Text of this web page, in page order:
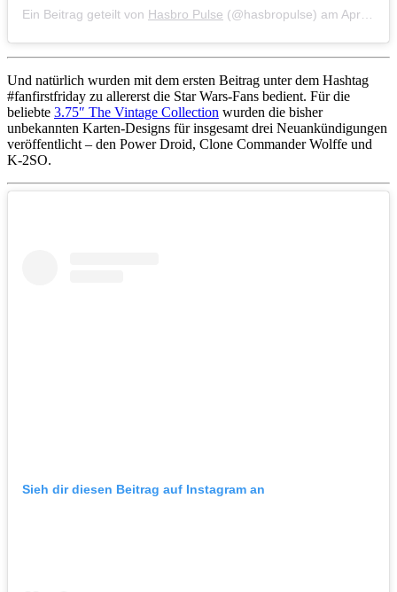
Ein Beitrag geteilt von Hasbro Pulse (@hasbropulse) am Apr 17, 2020 um 9:02 PDT
Und natürlich wurden mit dem ersten Beitrag unter dem Hashtag
#fanfirstfriday zu allererst die Star Wars-Fans bedient. Für die
beliebte 3.75″ The Vintage Collection wurden die bisher
unbekannten Karten-Designs für insgesamt drei Neuankündigungen
veröffentlicht – den Power Droid, Clone Commander Wolffe und
K-2SO.
Sieh dir diesen Beitrag auf Instagram an